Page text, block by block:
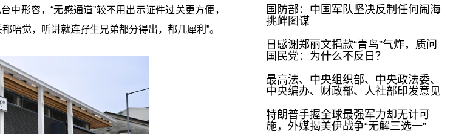
中形容，“无感通道”较不用出示证件过关更方便，
唔觉，听讲就连孖生兄弟都分得出，都几犀利”。
国防部：中国军队坚决反制任何闹海
挑衅图谋
日感谢郑丽文捐款“青鸟”气炸，质问
国民党：为什么不反日？
最高法、中央组织部、中央政法委、
中央编办、财政部、人社部印发意见
特朗普手握全球最强军力却无计可
施，外媒揭美伊战争“无解三选一”